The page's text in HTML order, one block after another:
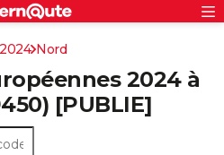
S'inscrireNord
2024 à
[PUBLIE]